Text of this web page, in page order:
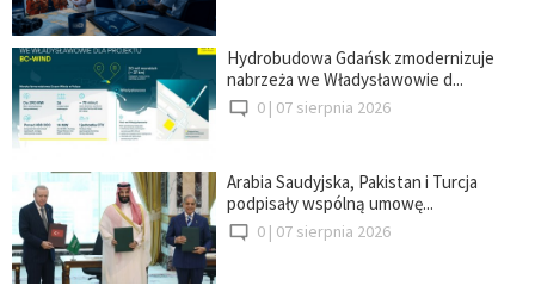
Hydrobudowa Gdańsk zmodernizuje
nabrzeża we Władysławowie d...
0 | 07 sierpnia 2026
Arabia Saudyjska, Pakistan i Turcja
podpisały wspólną umowę...
0 | 07 sierpnia 2026